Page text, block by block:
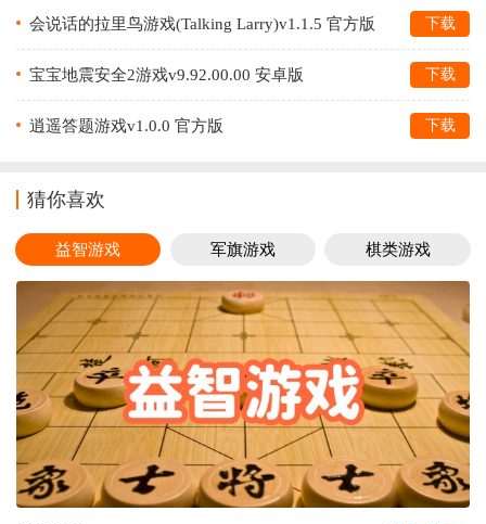
会说话的拉里鸟游戏(Talking Larry)v1.1.5 官方版 下载
宝宝地震安全2游戏v9.92.00.00 安卓版 下载
逍遥答题游戏v1.0.0 官方版 下载
猜你喜欢
益智游戏 军旗游戏 棋类游戏